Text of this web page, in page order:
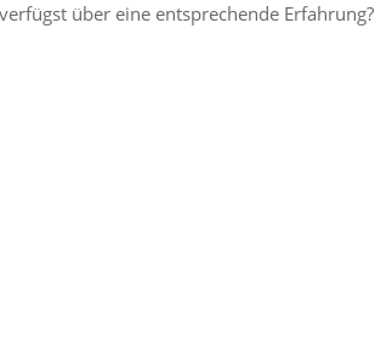
verfügst über eine entsprechende Erfahrung?